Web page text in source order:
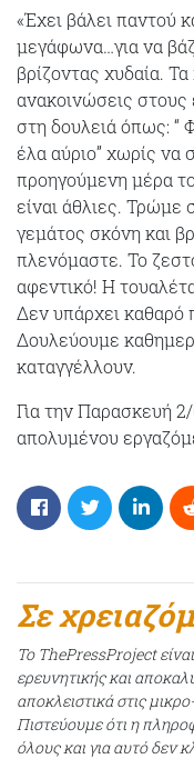
«Έχει βάλει παντού
μεγάφωνα…για να
βρίζοντας χυδαία.
ανακοινώσεις
στη δουλειά όπως: “
έλα αύριο” χωρίς να
προηγούμενη μέρα
είναι άθλιες. Τρώμε
γεμάτος σκόνη και
πλενόμαστε. Το
αφεντικό! Η
Δεν υπάρχει καθαρό
Δουλεύουμε
καταγγέλλουν.
Για την Παρασκευή 2/
απολυμένου
Σε
Το ThePressProject
ερευνητικής και
αποκλειστικά στις
Πιστεύουμε ότι η
όλους και για αυτό δεν